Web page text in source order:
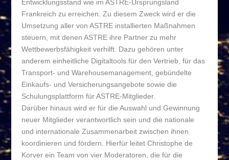
Entwicklungsstand wie im ASTRE-Ursprungsland
Frankreich zu erreichen. Zu diesem Zweck wird er die
Umsetzung aller von ASTRE installierten Maßnahmen
steuern, mit denen ASTRE ihre Partner zu mehr
Wettbewerbsfähigkeit verhilft. Dazu gehören unter
anderem einheitliche Digitaltools für den Vertrieb, für das
Transport- und Warehousemanagement, gebündelte
Einkaufs- und Versicherungsangebote sowie die
Schulungsplattform für ASTRE-Mitglieder.
Darüber hinaus wird er für die Auswahl und Gewinnung
neuer Mitglieder verantwortlich sein und die nationale
und internationale Zusammenarbeit zwischen ihnen
koordinieren und fördern. Hierfür leitet Christophe de
Korver ein Team von vier Moderatoren, die für die